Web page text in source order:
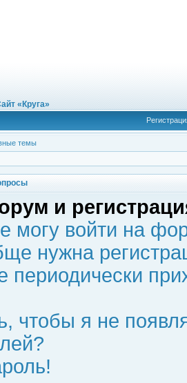
«Круга»
темы
и
могу войти на
нужна
периодически
чтобы я не